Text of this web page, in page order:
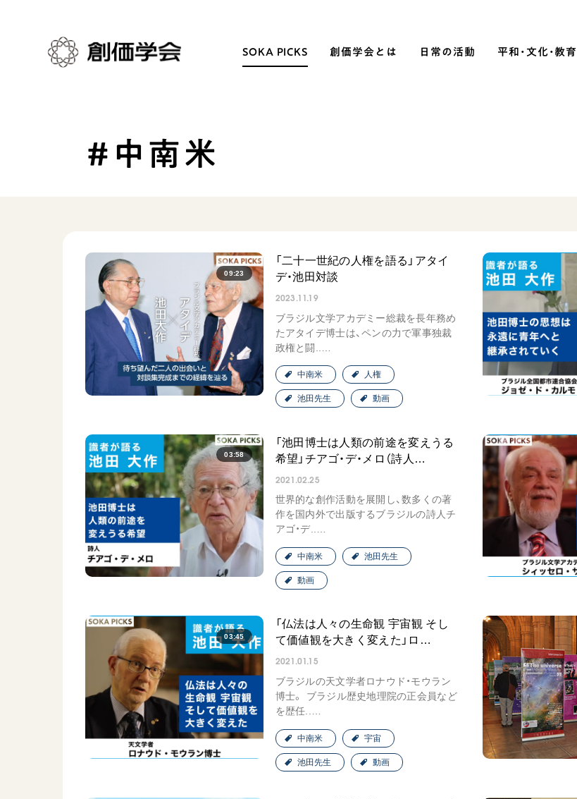
SOKA PICKS 創価学会とは 日常の活動 平和・文化・教育
創価学会とは
日蓮大聖人の仏法（教学入門）
釈尊～法華経
創価学会の三代会長
初代会長・牧口常三郎先生
第2代会長・戸田城聖先生
仏法を語る
主な行事
年間の活動について
友人葬
彼岸
「持続可能な開発目標（SDGs）」の
音楽活動
教育本部の活動
図書贈呈
世界の創価学会
各国ウェブサイト
世界の創価学会の歴史
基本情報
会員サポート
座談会御書ｅ講義
小説『新・人間革命』『人間革命』
＜関連リンク＞
創価学会総本部
墓地公園・納骨堂
聖教ブックストア
SGIピースサイト
#中南米
09:23
「二十一世紀の人権を語る」アタイ
デ・池田対談
2023.11.19
ブラジル文学アカデミー総裁を長年務め
たアタイデ博士は、ペンの力で軍事独裁
政権と闘..…
中南米 人権
池田先生 動画
03:58
「池田博士は人類の前途を変えうる
希望」チアゴ・デ・メロ（詩人…
2021.02.25
世界的な創作活動を展開し、数多くの著
作を国内外で出版するブラジルの詩人チ
アゴ・デ..…
中南米 池田先生
動画
03:45
「仏法は人々の生命観 宇宙観 そし
て価値観を大きく変えた」ロ…
2021.01.15
ブラジルの天文学者ロナウド・モウラン
博士。 ブラジル歴史地理院の正会員など
を歴任..…
中南米 宇宙
池田先生 動画